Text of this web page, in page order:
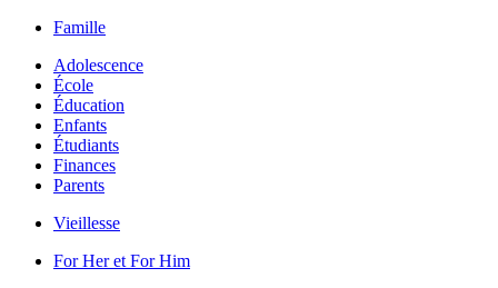
Famille
Adolescence
École
Éducation
Enfants
Étudiants
Finances
Parents
Vieillesse
For Her et For Him